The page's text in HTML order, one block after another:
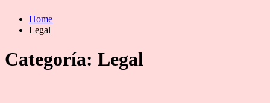
Home
Legal
Categoría: Legal